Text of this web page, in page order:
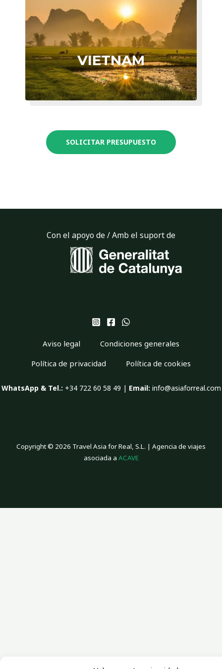
VIETNAM
SOLICITAR PRESUPUESTO
Con el apoyo de / Amb el suport de
Aviso legal
Condiciones generales
Política de privacidad
Política de cookies
WhatsApp & Tel.: +34 722 60 58 49 | Email: info@asiaforreal.com
Copyright © 2026 Travel Asia for Real, S.L. | Agencia de viajes
asociada a ACAVE